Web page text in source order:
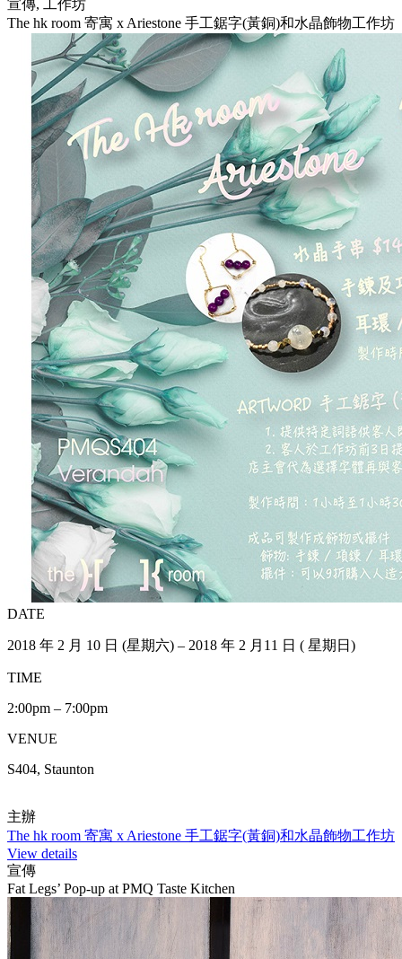
宣傳, 工作坊
The hk room 寄寓 x Ariestone 手工鋸字(黃銅)和水晶飾物工作坊
DATE
2018 年 2 月 10 日 (星期六) – 2018 年 2 月11 日 ( 星期日)
TIME
2:00pm – 7:00pm
VENUE
S404, Staunton
主辦
The hk room 寄寓 x Ariestone 手工鋸字(黃銅)和水晶飾物工作坊
View details
宣傳
Fat Legs’ Pop-up at PMQ Taste Kitchen